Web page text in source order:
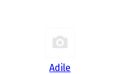
Adile